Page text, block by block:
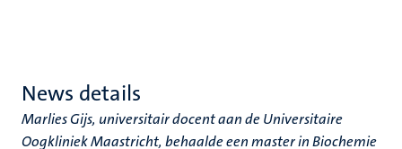
News details
Marlies Gijs, universitair docent aan de Universitaire
Oogkliniek Maastricht, behaalde een master in Biochemie